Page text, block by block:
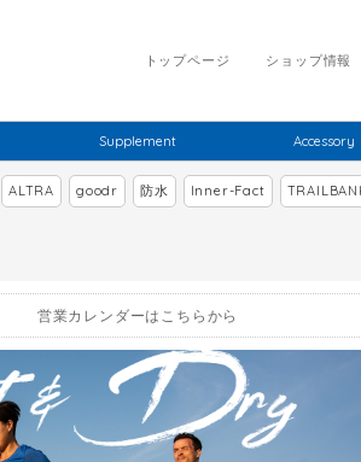
ショップ情報
トップページ
Supplement Accessory
ALTRA goodr 防水 Inner-Fact
営業カレンダーはこちらから